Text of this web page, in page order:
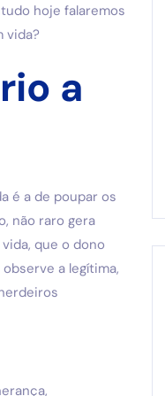
hoje falaremos
vida?
a
é a de poupar os
não raro gera
que o dono
a legítima,